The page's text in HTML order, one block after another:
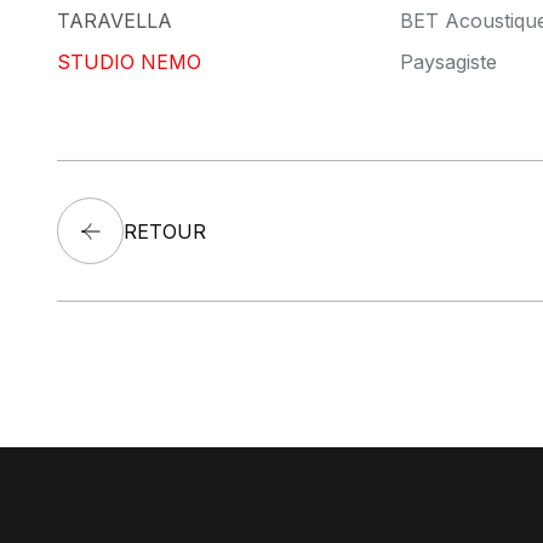
TARAVELLA
BET
STUDIO NEMO
Paysagiste
RETOUR